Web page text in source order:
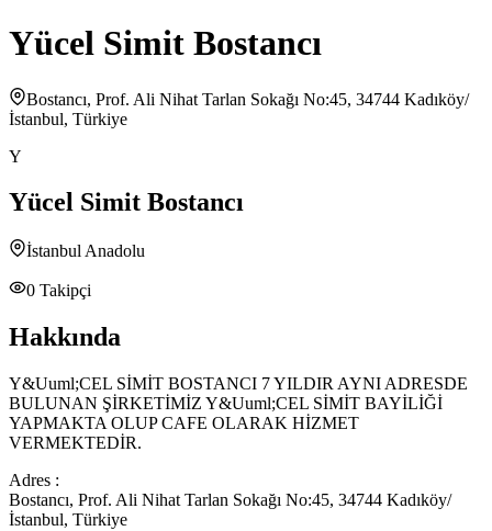
Yücel Simit Bostancı
Bostancı, Prof. Ali Nihat Tarlan Sokağı No:45, 34744 Kadıköy/
İstanbul, Türkiye
Y
Yücel Simit Bostancı
İstanbul Anadolu
0 Takipçi
Hakkında
Y&Uuml;CEL SİMİT BOSTANCI 7 YILDIR AYNI ADRESDE
BULUNAN ŞİRKETİMİZ Y&Uuml;CEL SİMİT BAYİLİĞİ
YAPMAKTA OLUP CAFE OLARAK HİZMET
VERMEKTEDİR.
Adres :
Bostancı, Prof. Ali Nihat Tarlan Sokağı No:45, 34744 Kadıköy/
İstanbul, Türkiye